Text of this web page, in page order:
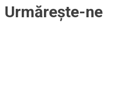
Urmărește-ne